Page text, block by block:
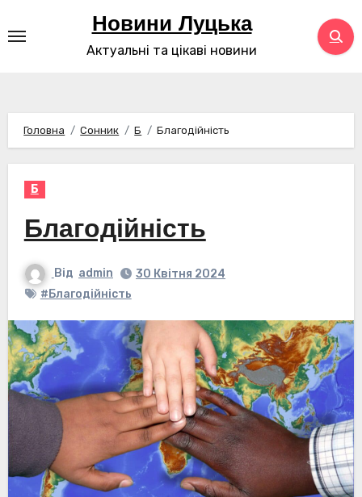
до
Новини Луцька
Актуальні та цікаві новини
Головна Сонник Б Благодійність
Б
Благодійність
Від admin
30 Квітня 2024
#Благодійність